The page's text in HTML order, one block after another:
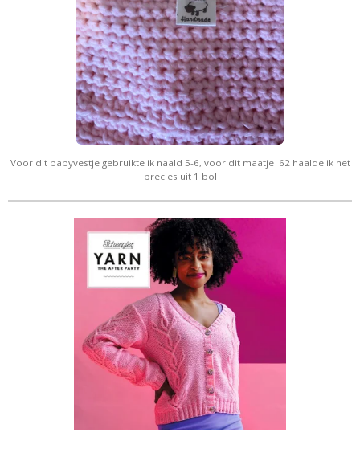
Voor dit babyvestje gebruikte ik naald 5-6, voor dit maatje 62 haalde ik het
precies uit 1 bol